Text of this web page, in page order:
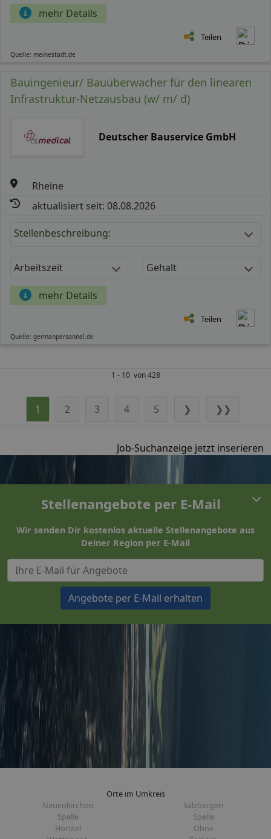
mehr Details
Teilen
Quelle: meinestadt.de
Bauingenieur/ Bauüberwacher für den linearen
Infrastruktur-Netzausbau (w/ m/ d)
Deutscher Bauservice GmbH
Rheine
aktualisiert seit: 08.08.2026
Stellenbeschreibung:
Arbeitszeit Gehalt
mehr Details
Teilen
Quelle: germanpersonnel.de
1 - 10 von 428
1 2 3 4 5 ❯ ❯❯
Job-Suchanzeige jetzt inserieren
Stellenangebote per E-Mail
Wir senden Dir kostenlos aktuelle Stellenangebote aus
Deiner Region per E-Mail
Angebote per E-Mail erhalten
Orte im Umkreis
Neuenkirchen
Salzbergen
Spelle
Spelle
Hörstel
Ohne